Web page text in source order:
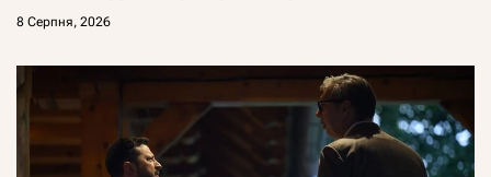
8 Серпня, 2026